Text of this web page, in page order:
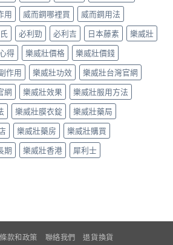
用 威而鋼哪裡買
威而鋼用法
必利勁 必利吉 日本藤素
樂威壯
得 樂威壯價格
樂威壯價錢
作用 樂威壯功效
樂威壯台灣官網
網 樂威壯效果
樂威壯服用方法
樂威壯膜衣錠
樂威壯藥局
樂威壯藥房
樂威壯購買
期 樂威壯香港 犀利士
條款和政策 聯絡我們 退貨換貨